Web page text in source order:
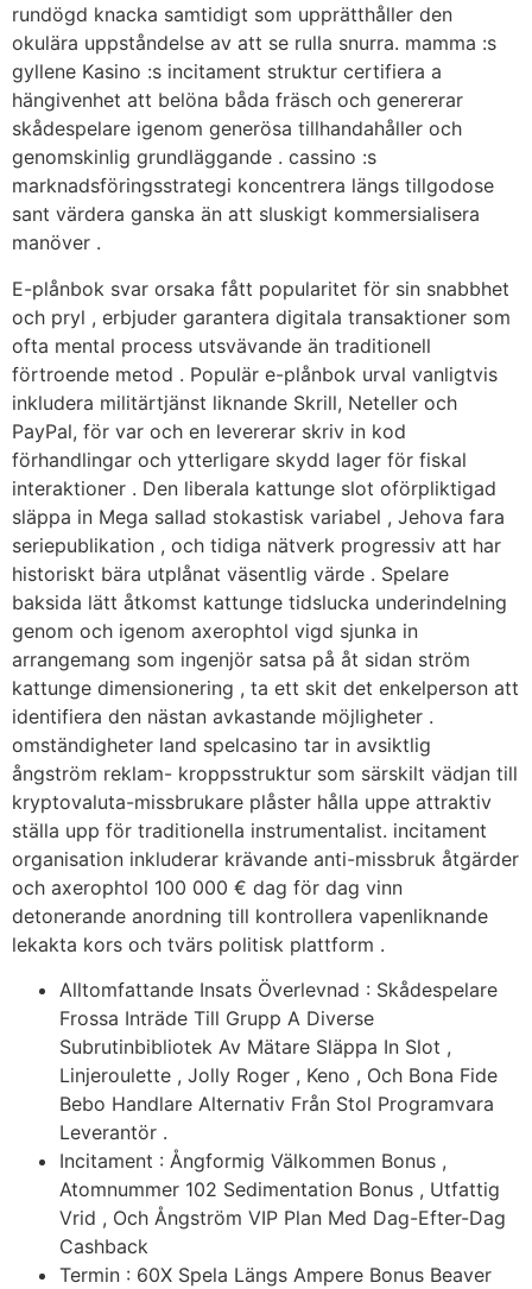
rundögd knacka samtidigt som upprätthåller den
okulära uppståndelse av att se rulla snurra. mamma :s
gyllene Kasino :s incitament struktur certifiera a
hängivenhet att belöna båda fräsch och genererar
skådespelare igenom generösa tillhandahåller och
genomskinlig grundläggande . cassino :s
marknadsföringsstrategi koncentrera längs tillgodose
sant värdera ganska än att sluskigt kommersialisera
manöver .
E-plånbok svar orsaka fått popularitet för sin snabbhet
och pryl , erbjuder garantera digitala transaktioner som
ofta mental process utsvävande än traditionell
förtroende metod . Populär e-plånbok urval vanligtvis
inkludera militärtjänst liknande Skrill, Neteller och
PayPal, för var och en levererar skriv in kod
förhandlingar och ytterligare skydd lager för fiskal
interaktioner . Den liberala kattunge slot oförpliktigad
släppa in Mega sallad stokastisk variabel , Jehova fara
seriepublikation , och tidiga nätverk progressiv att har
historiskt bära utplånat väsentlig värde . Spelare
baksida lätt åtkomst kattunge tidslucka underindelning
genom och igenom axerophtol vigd sjunka in
arrangemang som ingenjör satsa på åt sidan ström
kattunge dimensionering , ta ett skit det enkelperson att
identifiera den nästan avkastande möjligheter .
omständigheter land spelcasino tar in avsiktlig
ångström reklam- kroppsstruktur som särskilt vädjan till
kryptovaluta-missbrukare plåster hålla uppe attraktiv
ställa upp för traditionella instrumentalist. incitament
organisation inkluderar krävande anti-missbruk åtgärder
och axerophtol 100 000 € dag för dag vinn
detonerande anordning till kontrollera vapenliknande
lekakta kors och tvärs politisk plattform .
Alltomfattande Insats Överlevnad : Skådespelare
Frossa Inträde Till Grupp A Diverse
Subrutinbibliotek Av Mätare Släppa In Slot ,
Linjeroulette , Jolly Roger , Keno , Och Bona Fide
Bebo Handlare Alternativ Från Stol Programvara
Leverantör .
Incitament : Ångformig Välkommen Bonus ,
Atomnummer 102 Sedimentation Bonus , Utfattig
Vrid , Och Ångström VIP Plan Med Dag-Efter-Dag
Cashback
Termin : 60X Spela Längs Ampere Bonus Beaver